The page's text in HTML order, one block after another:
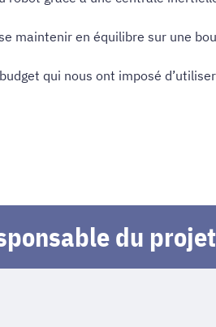
maintenir en équilibre sur une
qui nous ont imposé
du